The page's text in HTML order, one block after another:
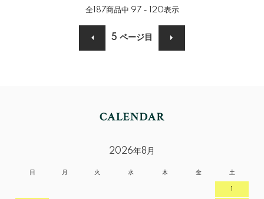
全187商品中 97 - 120表示
5 ページ目
2026年8月
日 月 火 水 木 金 土
1